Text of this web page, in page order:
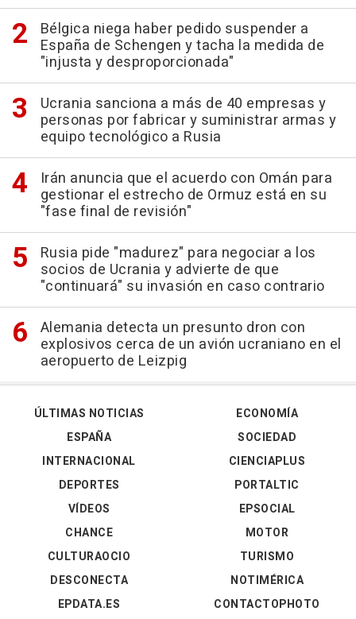
Bélgica niega haber pedido suspender a
España de Schengen y tacha la medida de
"injusta y desproporcionada"
Ucrania sanciona a más de 40 empresas y
personas por fabricar y suministrar armas y
equipo tecnológico a Rusia
Irán anuncia que el acuerdo con Omán para
gestionar el estrecho de Ormuz está en su
"fase final de revisión"
Rusia pide "madurez" para negociar a los
socios de Ucrania y advierte de que
"continuará" su invasión en caso contrario
Alemania detecta un presunto dron con
explosivos cerca de un avión ucraniano en el
aeropuerto de Leizpig
ÚLTIMAS NOTICIAS
ESPAÑA
INTERNACIONAL
DEPORTES
VÍDEOS
ECONOMÍA
SOCIEDAD
CIENCIAPLUS
PORTALTIC
EPSOCIAL
CHANCE
CULTURAOCIO
DESCONECTA
EPDATA.ES
MOTOR
TURISMO
NOTIMÉRICA
CONTACTOPHOTO